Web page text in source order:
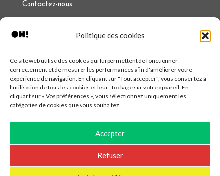
Politique des cookies
Ce site web utilise des cookies qui lui permettent de fonctionner
correctement et de mesurer les performances afin d'améliorer votre
expérience de navigation. En cliquant sur "Tout accepter", vous consentez à
l'utilisation de tous les cookies et leur stockage sur votre appareil. En
cliquant sur « Vos préférences », vous sélectionnez uniquement les
catégories de cookies que vous souhaitez.
Accepter
Refuser
Contactez-nous
E : event@sparkoh.be
Facebook
Instagram
LinkedIn
Conditions de location